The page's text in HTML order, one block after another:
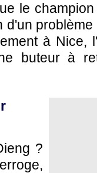
le
d'un
à Nice,
buteur à
?